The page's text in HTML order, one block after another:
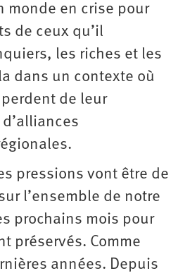
monde en crise pour
de ceux qu’il
les riches et les
dans un contexte où
de leur
pressions vont être de
l’ensemble de notre
prochains mois pour
préservés. Comme
années. Depuis